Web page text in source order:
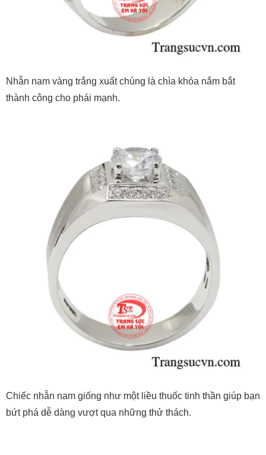
Nhẫn nam vàng trắng xuất chúng là chìa khóa nắm bắt
thành công cho phái mạnh.
Chiếc nhẫn nam giống như một liều thuốc tinh thần giúp bạn
bứt phá dễ dàng vượt qua những thử thách.